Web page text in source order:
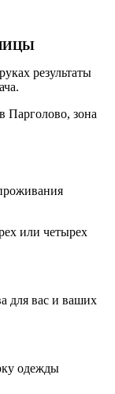
результаты
или четырех
для вас и ваших
одежды